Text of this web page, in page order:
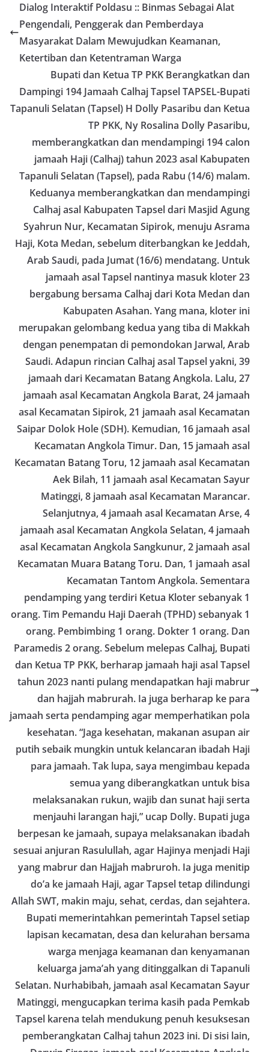
rencananya akan terus dilaksanakan secara rutin
oleh Bhabinkamtibmas di wilayah Kelurahan
Sunggal sebagai bagian dari upaya menciptakan
situasi Kamtibmas yang aman dan kondusif,
sekaligus menumbuhkan semangat nasionalisme
warga dalam menyambut Hari Kemerdekaan RI.
Bhabinkamtibmas Polsek Medan Sunggal
Sambangi Warga Kelurahan Sunggal, Ingatkan
Pemasangan Bendera Merah Putih Jelang HUT
Kemerdekaan RI‎‎Medan, 5 Agustus 2026 — Dalam
rangka menyambut Hari Ulang Tahun
Kemerdekaan Republik Indonesia yang ke-81,
Bhabinkamtibmas Kelurahan Sunggal, Aiptu
Muliyadi Suraukur, melaksanakan kegiatan
sambang Door to Door System (DDS) kepada
warga di wilayah Kelurahan Sunggal, Kecamatan
Medan Sunggal, pada Rabu (05/08/2026).‎‎Kegiatan
tersebut berlangsung sejak pukul 09.00 WIB
hingga selesai, menyasar rumah-rumah warga di
beberapa lingkungan yang ada di kelurahan
tersebut.‎Sambang Langsung ke Rumah
Warga‎Dalam kegiatan ini, Aiptu Muliyadi
Suraukur mendatangi warga secara langsung dari
rumah ke rumah untuk menjalin silaturahmi
sekaligus menyampaikan pesan-pesan
kamtibmas. Kehadiran petugas disambut baik
oleh warga, yang sebagian besar tengah bersiap
menyambut momentum HUT Kemerdekaan RI
dengan berbagai persiapan di lingkungan
masing-masing.‎Dalam dialog yang berlangsung
akrab, Bhabinkamtibmas menyapa warga,
menanyakan kondisi keamanan dan kenyamanan
lingkungan tempat tinggal, serta membuka ruang
komunikasi dua arah agar warga dapat
menyampaikan keluhan maupun informasi terkait
situasi kamtibmas di sekitar mereka.‎‎‎Salah satu
poin utama yang disampaikan dalam kegiatan
sambang ini adalah imbauan kepada warga untuk
memasang bendera Merah Putih secara penuh,
bukan setengah tiang, sebagai bentuk
penghormatan dan rasa cinta tanah air
menjelang perayaan HUT Kemerdekaan RI.
Petugas mengingatkan bahwa pemasangan
bendera dengan benar merupakan salah satu
wujud nyata partisipasi masyarakat dalam
memperingati hari bersejarah bangsa
Indonesia.‎‎”Kami mengimbau kepada seluruh
warga agar mulai mempersiapkan dan memasang
bendera Merah Putih di depan rumah masing-
masing secara penuh. Ini adalah bentuk
penghormatan kita bersama terhadap
perjuangan para pahlawan yang telah merebut
kemerdekaan,” ujar Aiptu Muliyadi Suraukur saat
berdialog dengan warga.‎‎Ia juga menambahkan
agar warga memperhatikan kondisi bendera yang
akan dikibarkan, memastikan bendera dalam
keadaan bersih, tidak sobek, dan layak untuk
dikibarkan sebagai simbol kehormatan
negara.‎‎‎Selain menyampaikan imbauan terkait
bendera, kegiatan sambang DDS ini juga
dimanfaatkan sebagai sarana deteksi dini (early
warning) guna mengantisipasi potensi gangguan
keamanan dan ketertiban masyarakat
(Kamtibmas) di lingkungan tempat tinggal warga.
Melalui interaksi langsung tersebut,
Bhabinkamtibmas dapat menghimpun informasi
awal terkait situasi sosial, potensi kerawanan,
maupun hal-hal yang dapat mengganggu
kondusivitas wilayah, khususnya menjelang
perayaan HUT Kemerdekaan RI yang biasanya
diwarnai dengan berbagai kegiatan dan
keramaian warga.‎‎Dengan adanya deteksi dini ini,
diharapkan potensi gangguan keamanan dapat
diantisipasi sejak awal sehingga situasi di
Kelurahan Sunggal tetap terjaga aman, tertib,
dan kondusif hingga puncak perayaan HUT
Kemerdekaan RI berlangsung.‎‎Wujud Kedekatan
Polri dengan Masyarakat‎Kegiatan sambang Door
to Door System ini merupakan salah satu bentuk
implementasi program Polri Presisi yang
mengedepankan kehadiran dan kedekatan
personel Kepolisian dengan masyarakat. Melalui
kegiatan semacam ini, Bhabinkamtibmas tidak
hanya berperan sebagai penyampai informasi
dan imbauan, tetapi juga sebagai mitra
masyarakat dalam menjaga keamanan lingkungan
secara bersama-sama.‎‎Kehadiran
Dialog Interaktif Poldasu :: Binmas Sebagai Alat
Pengendali, Penggerak dan Pemberdaya
Masyarakat Dalam Mewujudkan Keamanan,
Ketertiban dan Ketentraman Warga
Bupati dan Ketua TP PKK Berangkatkan dan
Dampingi 194 Jamaah Calhaj Tapsel TAPSEL-Bupati
Tapanuli Selatan (Tapsel) H Dolly Pasaribu dan Ketua
TP PKK, Ny Rosalina Dolly Pasaribu,
memberangkatkan dan mendampingi 194 calon
jamaah Haji (Calhaj) tahun 2023 asal Kabupaten
Tapanuli Selatan (Tapsel), pada Rabu (14/6) malam.
Keduanya memberangkatkan dan mendampingi
Calhaj asal Kabupaten Tapsel dari Masjid Agung
Syahrun Nur, Kecamatan Sipirok, menuju Asrama
Haji, Kota Medan, sebelum diterbangkan ke Jeddah,
Arab Saudi, pada Jumat (16/6) mendatang. Untuk
jamaah asal Tapsel nantinya masuk kloter 23
bergabung bersama Calhaj dari Kota Medan dan
Kabupaten Asahan. Yang mana, kloter ini
merupakan gelombang kedua yang tiba di Makkah
dengan penempatan di pemondokan Jarwal, Arab
Saudi. Adapun rincian Calhaj asal Tapsel yakni, 39
jamaah dari Kecamatan Batang Angkola. Lalu, 27
jamaah asal Kecamatan Angkola Barat, 24 jamaah
asal Kecamatan Sipirok, 21 jamaah asal Kecamatan
Saipar Dolok Hole (SDH). Kemudian, 16 jamaah asal
Kecamatan Angkola Timur. Dan, 15 jamaah asal
Kecamatan Batang Toru, 12 jamaah asal Kecamatan
Aek Bilah, 11 jamaah asal Kecamatan Sayur
Matinggi, 8 jamaah asal Kecamatan Marancar.
Selanjutnya, 4 jamaah asal Kecamatan Arse, 4
jamaah asal Kecamatan Angkola Selatan, 4 jamaah
asal Kecamatan Angkola Sangkunur, 2 jamaah asal
Kecamatan Muara Batang Toru. Dan, 1 jamaah asal
Kecamatan Tantom Angkola. Sementara
pendamping yang terdiri Ketua Kloter sebanyak 1
orang. Tim Pemandu Haji Daerah (TPHD) sebanyak 1
orang. Pembimbing 1 orang. Dokter 1 orang. Dan
Paramedis 2 orang. Sebelum melepas Calhaj, Bupati
dan Ketua TP PKK, berharap jamaah haji asal Tapsel
tahun 2023 nanti pulang mendapatkan haji mabrur
dan hajjah mabrurah. Ia juga berharap ke para
jamaah serta pendamping agar memperhatikan pola
kesehatan. “Jaga kesehatan, makanan asupan air
putih sebaik mungkin untuk kelancaran ibadah Haji
para jamaah. Tak lupa, saya mengimbau kepada
semua yang diberangkatkan untuk bisa
melaksanakan rukun, wajib dan sunat haji serta
menjauhi larangan haji,” ucap Dolly. Bupati juga
berpesan ke jamaah, supaya melaksanakan ibadah
sesuai anjuran Rasulullah, agar Hajinya menjadi Haji
yang mabrur dan Hajjah mabruroh. Ia juga menitip
do’a ke jamaah Haji, agar Tapsel tetap dilindungi
Allah SWT, makin maju, sehat, cerdas, dan sejahtera.
Bupati memerintahkan pemerintah Tapsel setiap
lapisan kecamatan, desa dan kelurahan bersama
warga menjaga keamanan dan kenyamanan
keluarga jama’ah yang ditinggalkan di Tapanuli
Selatan. Nurhabibah, jamaah asal Kecamatan Sayur
Matinggi, mengucapkan terima kasih pada Pemkab
Tapsel karena telah mendukung penuh kesuksesan
pemberangkatan Calhaj tahun 2023 ini. Di sisi lain,